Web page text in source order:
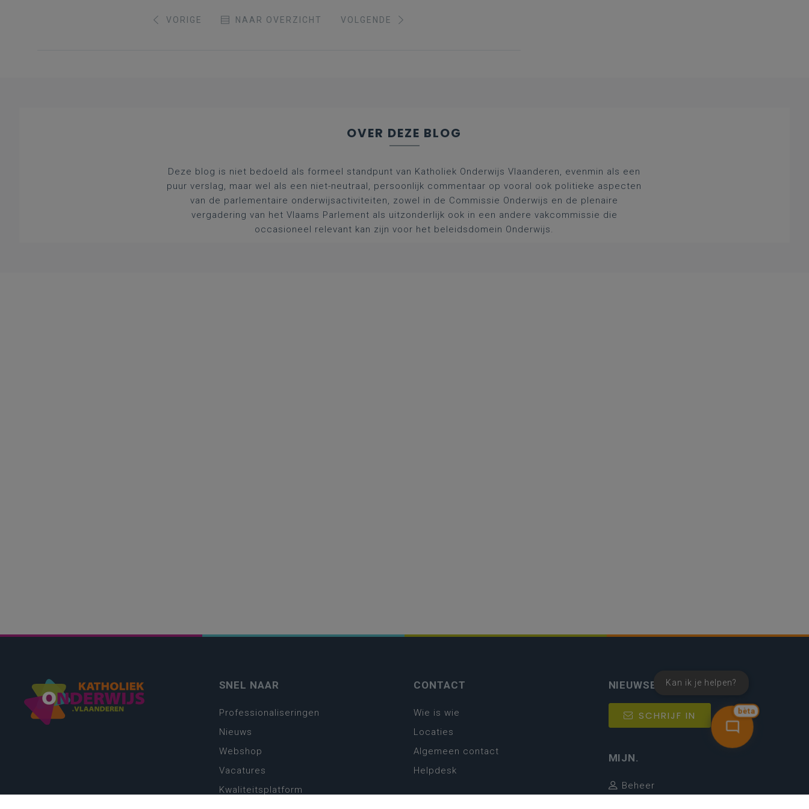
VORIGE NAAR OVERZICHT VOLGENDE
OVER DEZE BLOG
Deze blog is niet bedoeld als formeel standpunt van Katholiek Onderwijs Vlaanderen, evenmin als een
puur verslag, maar wel als een niet-neutraal, persoonlijk commentaar op vooral ook politieke aspecten
van de parlementaire onderwijsactiviteiten, zowel in de Commissie Onderwijs en de plenaire
vergadering van het Vlaams Parlement als uitzonderlijk ook in een andere vakcommissie die
occasioneel relevant kan zijn voor het beleidsdomein Onderwijs.
bèta
Kan ik je helpen?
SNEL NAAR
Professionaliseringen
Nieuws
Webshop
Vacatures
Kwaliteitsplatform
CONTACT
Wie is wie
Locaties
Algemeen contact
Helpdesk
NIEUWSBRIEF
SCHRIJF IN
MIJN.
Beheer